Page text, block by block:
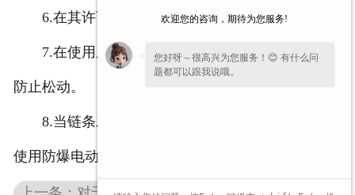
6.在其许可范围内使用，不得超出此范围。
7.在使用之前，首先要确保楔子牢固地安装好，
防止松动。
8.当链条发生弯曲、变形、破裂等情况时，不能
使用防爆电动葫芦进行起吊。
欢迎您的咨询，期待为您服务!
您好呀～很高兴为您服务！😊 有什么问
题都可以跟我说哦。